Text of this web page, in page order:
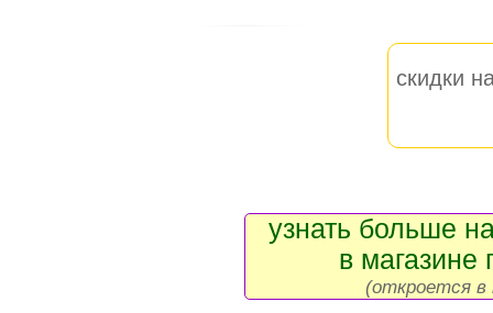
скидки
узнать больше
в магазине
(откроется в